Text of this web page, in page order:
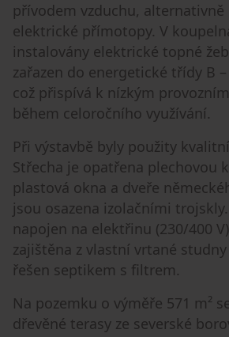
přívodem vzduchu, alternativně
elektrické přímotopy. V
instalovány elektrické topné
zařazen do energetické třídy B
což přispívá k nízkým
během celoročního využívání.
Při výstavbě byly použity
Střecha je opatřena plechovou
plastová okna a dveře
jsou osazena izolačními
napojen na elektřinu (230/400
zajištěna z vlastní vrtané
řešen septikem s filtrem.
Na pozemku o výměře 571 m²
dřevěné terasy ze severské